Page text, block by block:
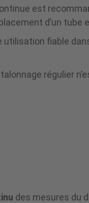
est
d’un tube
utilisation fiable
régulier
des mesures du